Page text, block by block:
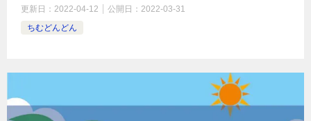
更新日： 2022-04-12 公開日： 2022-03-31
ちむどんどん